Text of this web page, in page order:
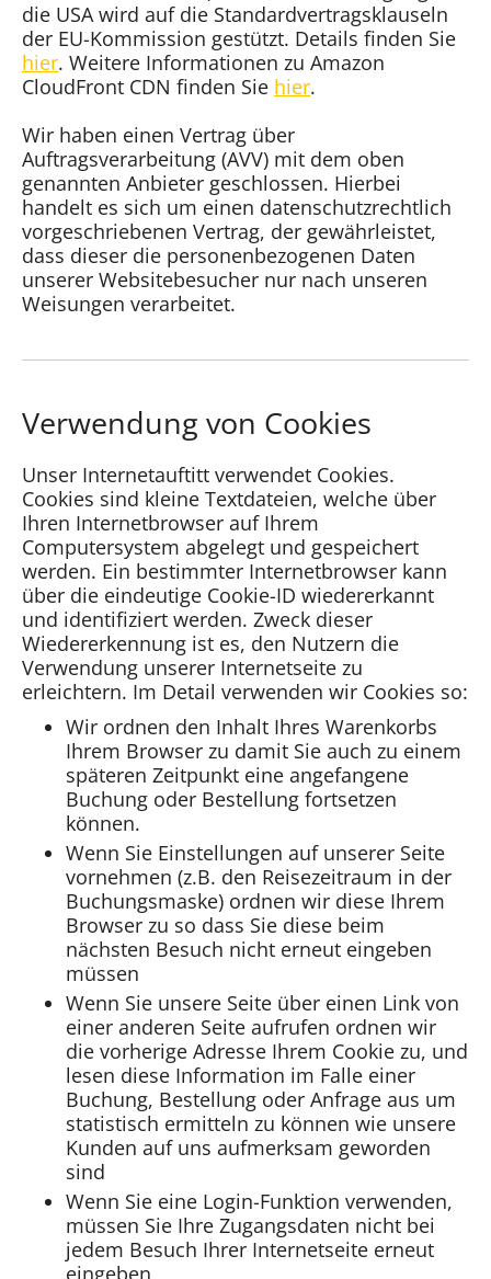
die USA wird auf die Standardvertragsklauseln
der EU-Kommission gestützt. Details finden Sie
hier. Weitere Informationen zu Amazon
CloudFront CDN finden Sie hier.
Wir haben einen Vertrag über
Auftragsverarbeitung (AVV) mit dem oben
genannten Anbieter geschlossen. Hierbei
handelt es sich um einen datenschutzrechtlich
vorgeschriebenen Vertrag, der gewährleistet,
dass dieser die personenbezogenen Daten
unserer Websitebesucher nur nach unseren
Weisungen verarbeitet.
Verwendung von Cookies
Unser Internetauftitt verwendet Cookies.
Cookies sind kleine Textdateien, welche über
Ihren Internetbrowser auf Ihrem
Computersystem abgelegt und gespeichert
werden. Ein bestimmter Internetbrowser kann
über die eindeutige Cookie-ID wiedererkannt
und identifiziert werden. Zweck dieser
Wiedererkennung ist es, den Nutzern die
Verwendung unserer Internetseite zu
erleichtern. Im Detail verwenden wir Cookies so:
Wir ordnen den Inhalt Ihres Warenkorbs
Ihrem Browser zu damit Sie auch zu einem
späteren Zeitpunkt eine angefangene
Buchung oder Bestellung fortsetzen
können.
Wenn Sie Einstellungen auf unserer Seite
vornehmen (z.B. den Reisezeitraum in der
Buchungsmaske) ordnen wir diese Ihrem
Browser zu so dass Sie diese beim
nächsten Besuch nicht erneut eingeben
müssen
Wenn Sie unsere Seite über einen Link von
einer anderen Seite aufrufen ordnen wir
die vorherige Adresse Ihrem Cookie zu, und
lesen diese Information im Falle einer
Buchung, Bestellung oder Anfrage aus um
statistisch ermitteln zu können wie unsere
Kunden auf uns aufmerksam geworden
sind
Wenn Sie eine Login-Funktion verwenden,
müssen Sie Ihre Zugangsdaten nicht bei
jedem Besuch Ihrer Internetseite erneut